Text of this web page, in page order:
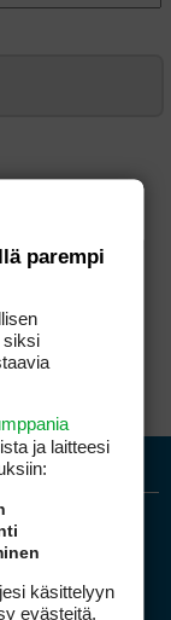
parempi
siksi
ja laitteesi
käsittelyyn
evästeitä,